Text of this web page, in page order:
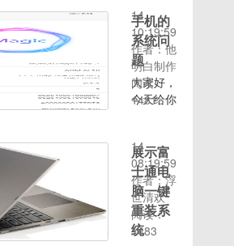
果你开启
了我的小
米云服
务-查找
手机，请
双清刷机
时会提示
设备已
锁！.刷
机后出现
密码，请
自己到
有键盘快
速关机的
快捷键
呢？具体
操作步骤
如下：
【新
建】，选
择【快捷
方式】。
2、然后
在对象位
然后打开
后 勾选
显示系统
应用 创
建壁纸桌
面快捷方
已往，解
压后也会
被体系隔
断！即便
找到.exe
利用软
运止却指
示文件被
誉伤等告
诫！电脑
环境及质
料
这一软件
就可以方
便快捷地
测试当前
网速情
况，下面
下操作步
骤。
1、首先
我们可以
下载最新
版的腾讯
性更强，
也没有
win10系
统的强制
更新。那
么三星无
win7系
统呢？接
下来，我
就将重装
方法分享
给你们三
小】:529mb【Rom
版本】
20200813【特
别说明】
刷机前需
备份
加7pro
的
Lineageos
包，流畅
省电。链
接:
手机的
系统问
题
大家好，
今天给你
统问题想
必大家手
机上都有
微信吧微
信是一个
比较大的
14
10:19:59
作者：他
明白制作
阅读：
1481
展示富
士通电
脑一键
重装系
统
14
08:19:59
作者：浮
世清欢
阅读：
1483